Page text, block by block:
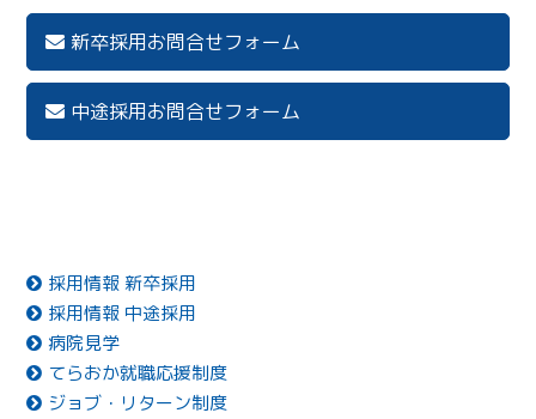
新卒採用お問合せフォーム
中途採用お問合せフォーム
採用情報 新卒採用
採用情報 中途採用
病院見学
てらおか就職応援制度
ジョブ・リターン制度